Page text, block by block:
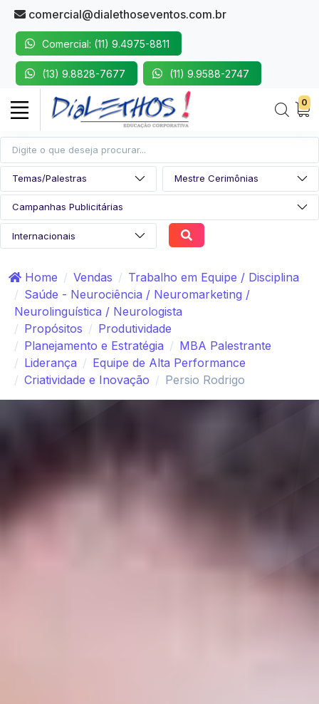
comercial@dialethoseventos.com.br
Comercial: (11) 9.4975-8811
(13) 9.8828-7677 (11) 9.9588-2747
0
Home Vendas
Trabalho em Equipe / Disciplina
Saúde - Neurociência / Neuromarketing /
Neurolinguística / Neurologista
Propósitos
Produtividade
Planejamento e Estratégia
MBA Palestrante
Liderança
Equipe de Alta Performance
Criatividade e Inovação
Persio Rodrigo